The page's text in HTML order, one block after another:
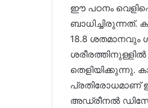
ഈ പഠനം
18.8
തെളിയിക്കുന്നു.
പ്രതിരോധമാണ്
അഡ്രീനൽ